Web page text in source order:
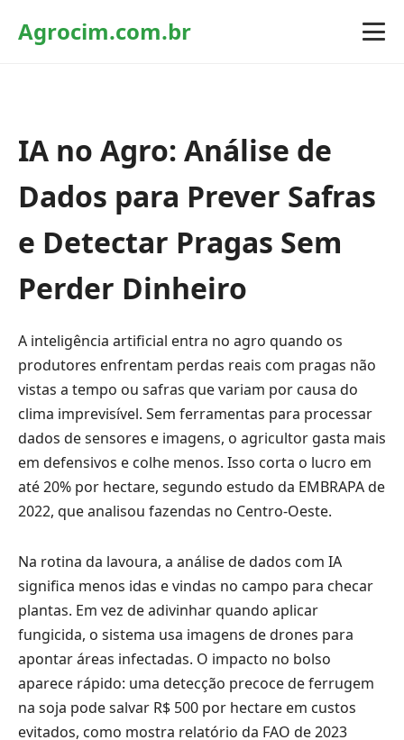
Agrocim.com.br
IA no Agro: Análise de
Dados para Prever Safras
e Detectar Pragas Sem
Perder Dinheiro
A inteligência artificial entra no agro quando os
produtores enfrentam perdas reais com pragas não
vistas a tempo ou safras que variam por causa do
clima imprevisível. Sem ferramentas para processar
dados de sensores e imagens, o agricultor gasta mais
em defensivos e colhe menos. Isso corta o lucro em
até 20% por hectare, segundo estudo da EMBRAPA de
2022, que analisou fazendas no Centro-Oeste.
Na rotina da lavoura, a análise de dados com IA
significa menos idas e vindas no campo para checar
plantas. Em vez de adivinhar quando aplicar
fungicida, o sistema usa imagens de drones para
apontar áreas infectadas. O impacto no bolso
aparece rápido: uma detecção precoce de ferrugem
na soja pode salvar R$ 500 por hectare em custos
evitados, como mostra relatório da FAO de 2023